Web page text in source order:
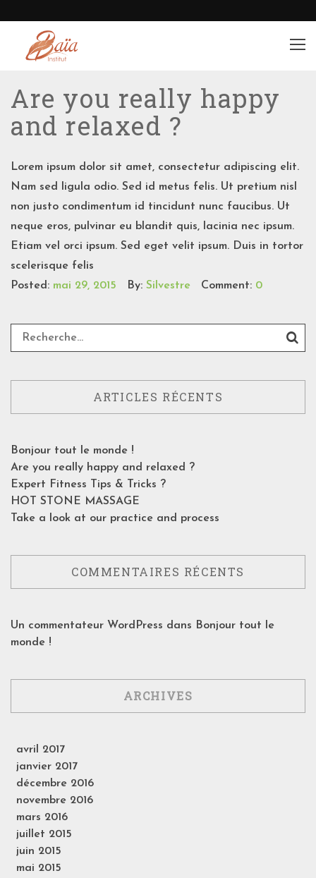
Are you really happy
and relaxed ?
Lorem ipsum dolor sit amet, consectetur adipiscing elit.
Nam sed ligula odio. Sed id metus felis. Ut pretium nisl
non justo condimentum id tincidunt nunc faucibus. Ut
neque eros, pulvinar eu blandit quis, lacinia nec ipsum.
Etiam vel orci ipsum. Sed eget velit ipsum. Duis in tortor
scelerisque felis
Posted: mai 29, 2015 By: Silvestre Comment: 0
ARTICLES RÉCENTS
Bonjour tout le monde !
Are you really happy and relaxed ?
Expert Fitness Tips & Tricks ?
HOT STONE MASSAGE
Take a look at our practice and process
COMMENTAIRES RÉCENTS
Un commentateur WordPress dans Bonjour tout le
monde !
ARCHIVES
avril 2017
janvier 2017
décembre 2016
novembre 2016
mars 2016
juillet 2015
juin 2015
mai 2015